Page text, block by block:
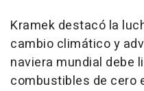
Kramek destacó la
cambio climático y
naviera mundial debe
combustibles de cero